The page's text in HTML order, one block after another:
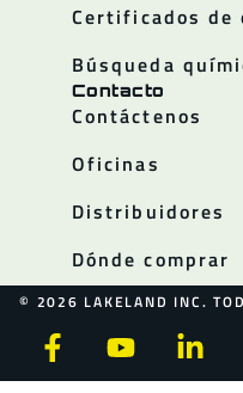
Certificados de
Búsqueda
Contacto
Contáctenos
Oficinas
Distribuidores
Dónde comprar
© 2026 LAKELAND INC.